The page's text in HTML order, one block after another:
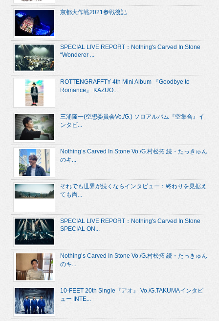
京都大作戦2021参戦後記
SPECIAL LIVE REPORT：Nothing's Carved In Stone
“Wonderer ...
ROTTENGRAFFTY 4th Mini Album 『Goodbye to
Romance』 KAZUO...
三浦隆一(空想委員会Vo./G.) ソロアルバム『空集合』イ
ンタビ...
Nothing’s Carved In Stone Vo./G.村松拓 続・たっきゅん
のキ...
それでも世界が続くならインタビュー：終わりを見据え
ても尚...
SPECIAL LIVE REPORT：Nothing's Carved In Stone
SPECIAL ON...
Nothing’s Carved In Stone Vo./G.村松拓 続・たっきゅん
のキ...
10-FEET 20th Single『アオ』 Vo./G.TAKUMAインタビ
ュー INTE...